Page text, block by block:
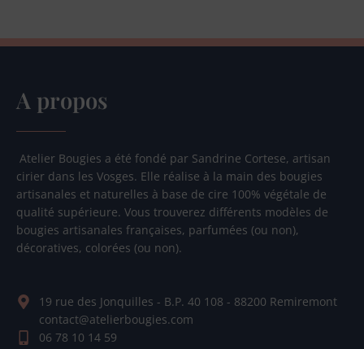
A propos
Atelier Bougies a été fondé par Sandrine Cortese, artisan
cirier dans les Vosges. Elle réalise à la main des bougies
artisanales et naturelles à base de cire 100% végétale de
qualité supérieure. Vous trouverez différents modèles de
bougies artisanales françaises, parfumées (ou non),
décoratives, colorées (ou non).
19 rue des Jonquilles - B.P. 40 108 - 88200 Remiremont
contact@atelierbougies.com
06 78 10 14 59